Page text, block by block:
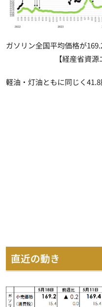
ガソリン全国平均価格が
【経産省資
軽油・灯油ともに同じく
直近の動き